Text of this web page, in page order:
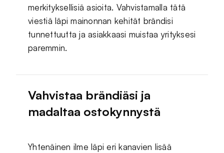
merkityksellisiä asioita. Vahvistamalla tätä
viestiä läpi mainonnan kehität brändisi
tunnettuutta ja asiakkaasi muistaa yrityksesi
paremmin.
Vahvistaa brändiäsi ja
madaltaa ostokynnystä
Yhtenäinen ilme läpi eri kanavien lisää